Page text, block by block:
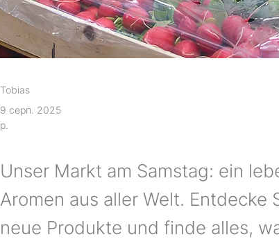
Tobias
9 серп. 2025
р.
Unser Markt am Samstag: ein
Aromen aus aller Welt. Entdecke
neue Produkte und finde alles,